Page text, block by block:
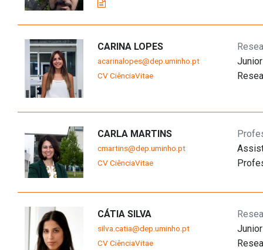
CARINA LOPES
acarinalopes@dep.uminho.pt
CV CiênciaVitae
Junior
CARLA MARTINS
cmartins@dep.uminho.pt
CV CiênciaVitae
CÁTIA SILVA
silva.catia@dep.uminho.pt
CV CiênciaVitae
Junior